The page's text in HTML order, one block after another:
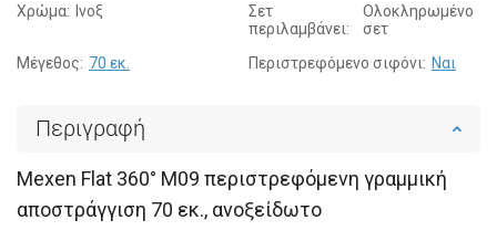
Χρώμα: Ινοξ
Σετ
περιλαμβάνει:
Ολοκληρωμένο
σετ
Μέγεθος: 70 εκ. Περιστρεφόμενο σιφόνι: Ναι
Περιγραφή
Mexen Flat 360° M09 περιστρεφόμενη γραμμική
αποστράγγιση 70 εκ., ανοξείδωτο